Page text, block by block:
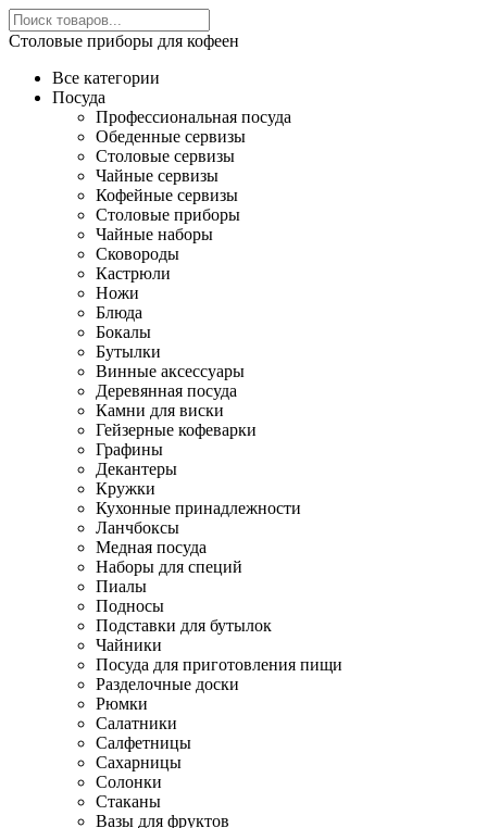
Столовые приборы для кофеен
Все категории
Посуда
Профессиональная посуда
Обеденные сервизы
Столовые сервизы
Чайные сервизы
Кофейные сервизы
Столовые приборы
Чайные наборы
Сковороды
Кастрюли
Ножи
Блюда
Бокалы
Бутылки
Винные аксессуары
Деревянная посуда
Камни для виски
Гейзерные кофеварки
Графины
Декантеры
Кружки
Кухонные принадлежности
Ланчбоксы
Медная посуда
Наборы для специй
Пиалы
Подносы
Подставки для бутылок
Чайники
Посуда для приготовления пищи
Разделочные доски
Рюмки
Салатники
Салфетницы
Сахарницы
Солонки
Стаканы
Вазы для фруктов